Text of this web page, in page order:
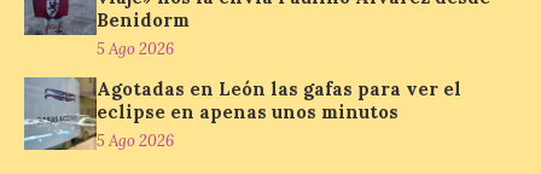
6 Ago 2026
Iberia se convierte en la
primera aerolínea
española en ofrecer wifi a
Benidorm
5 Ago 2026
Agotadas en León las gafas para ver el
eclipse en apenas unos minutos
5 Ago 2026